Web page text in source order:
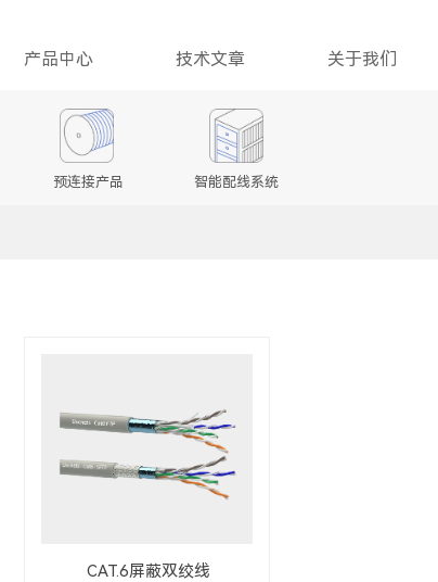
智能配线系统
预连接产品
CAT.6屏蔽双绞线
产品中心 技术文章 关于我们